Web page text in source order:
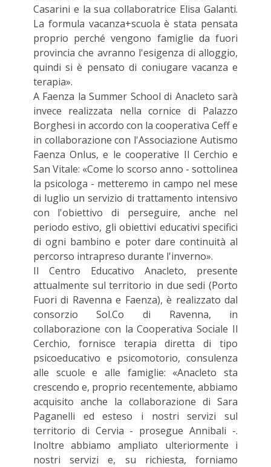
Casarini e la sua collaboratrice Elisa Galanti.
La formula vacanza+scuola è stata pensata
proprio perché vengono famiglie da fuori
provincia che avranno l'esigenza di alloggio,
quindi si è pensato di coniugare vacanza e
terapia».
A Faenza la Summer School di Anacleto sarà
invece realizzata nella cornice di Palazzo
Borghesi in accordo con la cooperativa Ceff e
in collaborazione con l'Associazione Autismo
Faenza Onlus, e le cooperative Il Cerchio e
San Vitale: «Come lo scorso anno - sottolinea
la psicologa - metteremo in campo nel mese
di luglio un servizio di trattamento intensivo
con l'obiettivo di perseguire, anche nel
periodo estivo, gli obiettivi educativi specifici
di ogni bambino e poter dare continuità al
percorso intrapreso durante l'inverno».
Il Centro Educativo Anacleto, presente
attualmente sul territorio in due sedi (Porto
Fuori di Ravenna e Faenza), è realizzato dal
consorzio Sol.Co di Ravenna, in
collaborazione con la Cooperativa Sociale Il
Cerchio, fornisce terapia diretta di tipo
psicoeducativo e psicomotorio, consulenza
alle scuole e alle famiglie: «Anacleto sta
crescendo e, proprio recentemente, abbiamo
acquisito anche la collaborazione di Sara
Paganelli ed esteso i nostri servizi sul
territorio di Cervia - prosegue Annibali -.
Inoltre abbiamo ampliato ulteriormente i
nostri servizi e, su richiesta, forniamo